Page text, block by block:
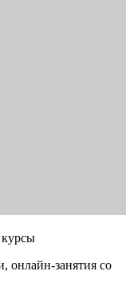
курсы
онлайн-занятия со